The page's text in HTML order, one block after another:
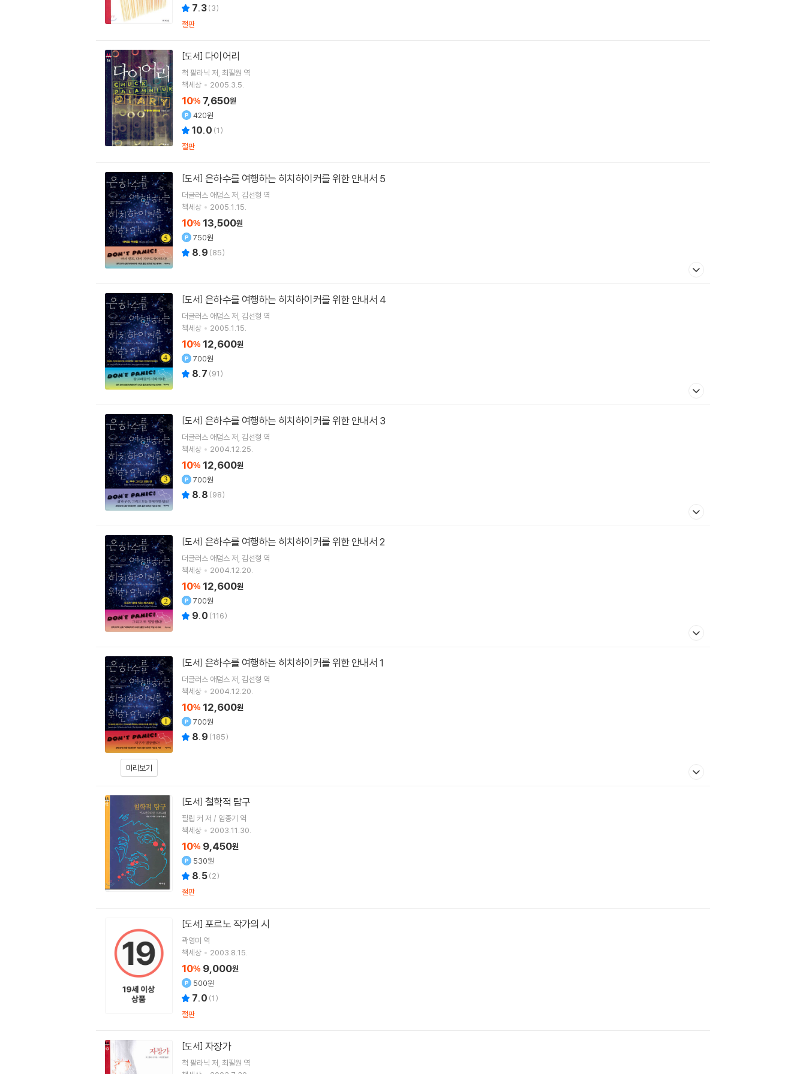
7.3(3)
절판
[도서] 다이어리
척 팔라닉 저 최필원 역
책세상
2005.3.5.
10% 7,650원
420원
10.0 (1)
절판
[도서] 은하수를 여행하는 히치하이커를 위한 안내서 5
더글러스 애덤스 저 김선형 역
책세상
2005.1.15.
10% 13,500원
750원
8.9 (85)
[도서] 은하수를 여행하는 히치하이커를 위한 안내서 4
더글러스 애덤스 저 김선형 역
책세상
2005.1.15.
10% 12,600원
700원
8.7 (91)
[도서] 은하수를 여행하는 히치하이커를 위한 안내서 3
더글러스 애덤스 저 김선형 역
책세상
2004.12.25.
10% 12,600원
700원
8.8 (98)
[도서] 은하수를 여행하는 히치하이커를 위한 안내서 2
더글러스 애덤스 저 김선형 역
책세상
2004.12.20.
10% 12,600원
700원
9.0 (116)
미리보기
[도서] 은하수를 여행하는 히치하이커를 위한 안내서 1
더글러스 애덤스 저 김선형 역
책세상
2004.12.20.
10% 12,600원
700원
8.9 (185)
[도서] 철학적 탐구
필립 커 저 / 임종기 역
책세상
2003.11.30.
10% 9,450원
530원
8.5(2)
절판
[도서] 포르노 작가의 시
곽영미 역
책세상
2003.8.15.
10% 9,000원
500원
7.0 (1)
절판
[도서] 자장가
척 팔라닉 저 최필원 역